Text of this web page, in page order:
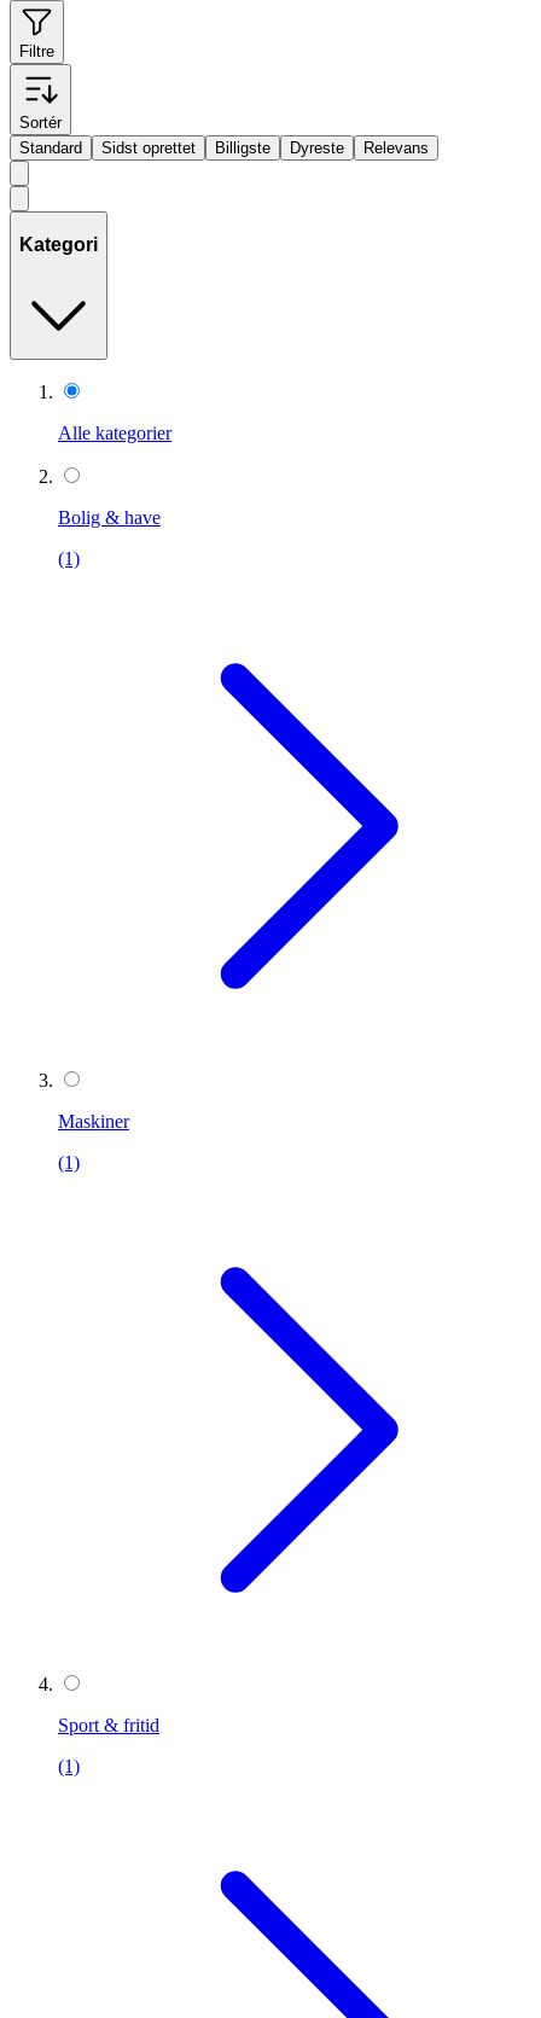
Filtre
Sortér
Standard
Sidst oprettet Billigste Dyreste Relevans
Kategori
Alle kategorier
Bolig & have
(1)
Maskiner
(1)
Sport & fritid
(1)